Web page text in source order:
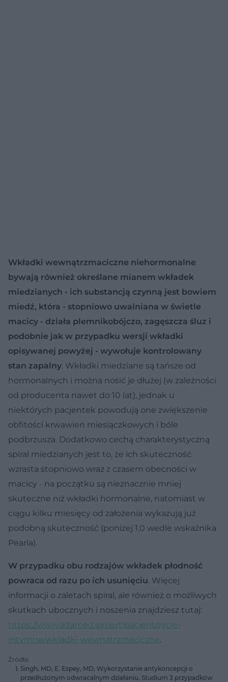
Wkładki wewnątrzmaciczne niehormonalne
bywają również określane mianem wkładek
miedzianych - ich substancją czynną jest bowiem
miedź, która - stopniowo uwalniana w świetle
macicy - działa plemnikobójczo, zagęszcza śluz i
podobnie jak w przypadku wersji wkładki
opisywanej powyżej - wywołuje kontrolowany
stan zapalny. Wkładki miedziane są tańsze od
hormonalnych i można nosić je dłużej (w zależności
od producenta nawet do 10 lat), jednak u
niektórych pacjentek powodują one zwiększenie
obfitości krwawień miesiączkowych i bóle
podbrzusza. Dodatkowo cechą charakterystyczną
spiral miedzianych jest to, że ich skuteczność
wzrasta stopniowo wraz z czasem obecności w
macicy - na początku są nieznacznie mniej
skuteczne niż wkładki hormonalne, natomiast w
ciągu kilku miesięcy od założenia wykazują już
podobną skuteczność (poniżej 1,0 wedle wskaźnika
Pearla).
W przypadku obu rodzajów wkładek płodność
powraca od razu po ich usunięciu. Więcej
informacji o zaletach spiral, ale również o możliwych
skutkach ubocznych i noszenia znajdziesz tutaj:
https://www.adamed.expert/pacjent/zycie-
intymne/wkladki-wewnatrzmaciczne.
Źródła:
Singh, MD, E. Espey, MD, Wykorzystanie antykoncepcji o
przedłużonym odwracalnym działaniu. Studium 3 przypadków